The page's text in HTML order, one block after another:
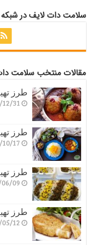
سلامت دات لایف در
مقالات منتخب سلامت
طرز
12/31
طرز
10/17
طرز
06/09
طرز
05/12